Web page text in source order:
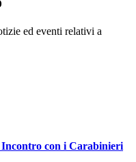
ed eventi relativi a
Incontro con i Carabinieri